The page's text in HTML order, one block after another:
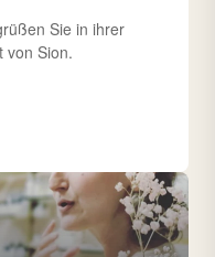
Sie in ihrer
von Sion.